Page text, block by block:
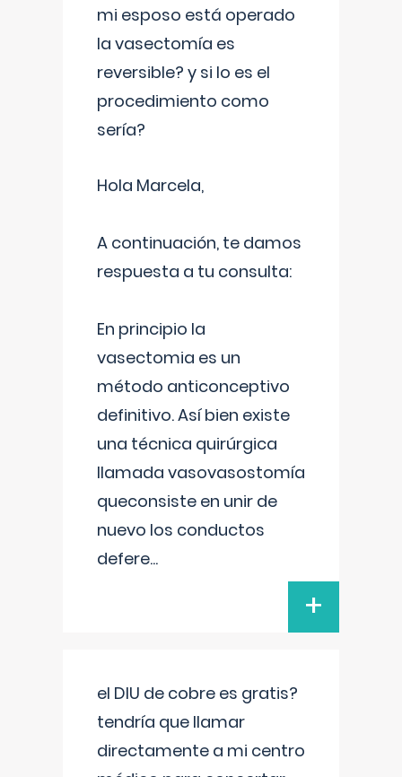
mi esposo está operado
la vasectomía es
reversible? y si lo es el
procedimiento como
sería?
Hola Marcela,
A continuación, te damos
respuesta a tu consulta:
En principio la
vasectomia es un
método anticonceptivo
definitivo. Así bien existe
una técnica quirúrgica
llamada vasovasostomía
queconsiste en unir de
nuevo los conductos
defere...
+
el DIU de cobre es gratis?
tendría que llamar
directamente a mi centro